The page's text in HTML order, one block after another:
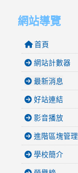
網站導覽
首頁
網站計數器
最新消息
好站連結
影音播放
進階區塊管理
學校簡介